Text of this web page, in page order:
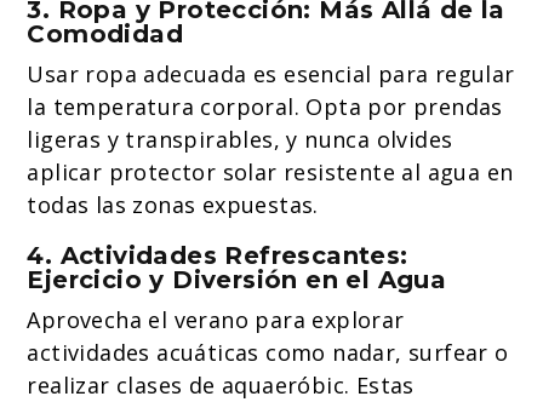
3. Ropa y Protección: Más Allá de la
Comodidad
Usar ropa adecuada es esencial para regular
la temperatura corporal. Opta por prendas
ligeras y transpirables, y nunca olvides
aplicar protector solar resistente al agua en
todas las zonas expuestas.
4. Actividades Refrescantes:
Ejercicio y Diversión en el Agua
Aprovecha el verano para explorar
actividades acuáticas como nadar, surfear o
realizar clases de aquaeróbic. Estas